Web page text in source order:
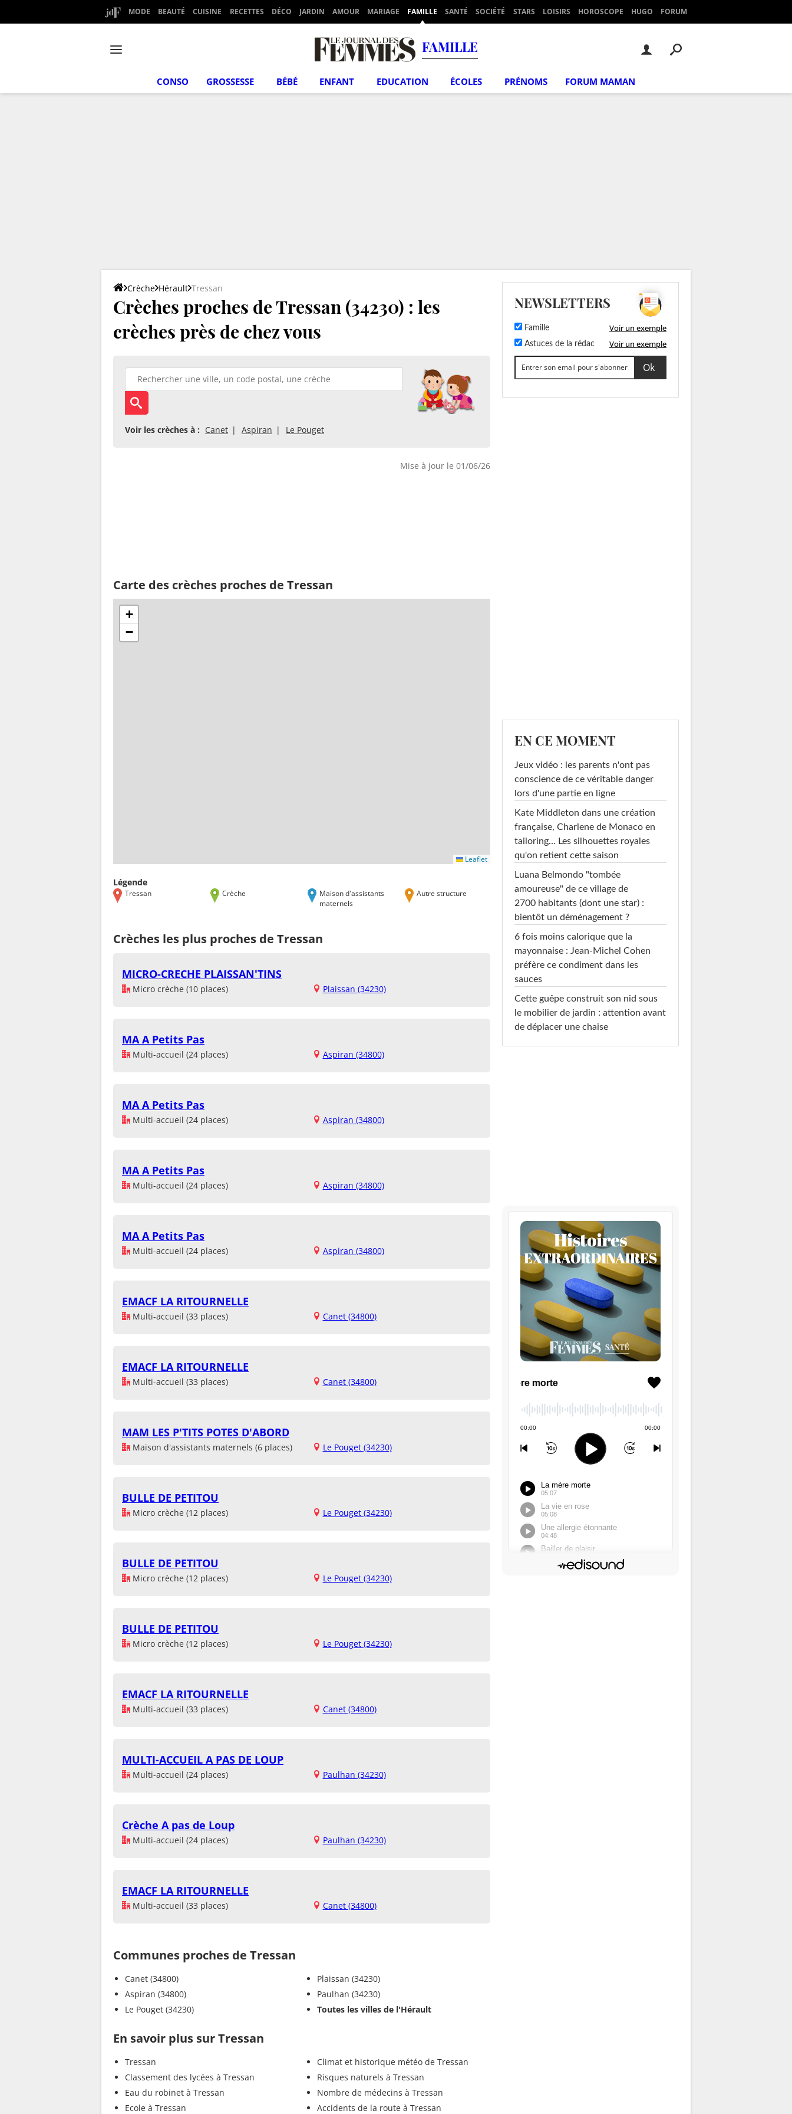
MODE BEAUTÉ CUISINE RECETTES DÉCO JARDIN AMOUR MARIAGE FAMILLE SANTÉ SOCIÉTÉ STARS LOISIRS HOROSCOPE HUGO FORUM
FAMILLE
CONSO GROSSESSE BÉBÉ ENFANT EDUCATION ÉCOLES PRÉNOMS FORUM MAMAN
Crèche Hérault Tressan
Crèches proches de Tressan (34230) : les
crèches près de chez vous
Voir les crèches à : Canet Aspiran Le Pouget
Mise à jour le 01/06/26
Carte des crèches proches de Tressan
+
−
Leaflet
Légende
Tressan Crèche
Maison d'assistants
maternels
Autre structure
Crèches les plus proches de Tressan
MICRO-CRECHE PLAISSAN'TINS
Micro crèche (10 places) Plaissan (34230)
MA A Petits Pas
Multi-accueil (24 places) Aspiran (34800)
MA A Petits Pas
Multi-accueil (24 places) Aspiran (34800)
MA A Petits Pas
Multi-accueil (24 places) Aspiran (34800)
MA A Petits Pas
Multi-accueil (24 places) Aspiran (34800)
EMACF LA RITOURNELLE
Multi-accueil (33 places) Canet (34800)
EMACF LA RITOURNELLE
Multi-accueil (33 places) Canet (34800)
MAM LES P'TITS POTES D'ABORD
Maison d'assistants maternels (6 places) Le Pouget (34230)
BULLE DE PETITOU
Micro crèche (12 places) Le Pouget (34230)
BULLE DE PETITOU
Micro crèche (12 places) Le Pouget (34230)
BULLE DE PETITOU
Micro crèche (12 places) Le Pouget (34230)
EMACF LA RITOURNELLE
Multi-accueil (33 places) Canet (34800)
MULTI-ACCUEIL A PAS DE LOUP
Multi-accueil (24 places) Paulhan (34230)
Crèche A pas de Loup
Multi-accueil (24 places) Paulhan (34230)
EMACF LA RITOURNELLE
Multi-accueil (33 places) Canet (34800)
Communes proches de Tressan
Canet (34800)
Aspiran (34800)
Le Pouget (34230)
Plaissan (34230)
Paulhan (34230)
Toutes les villes de l'Hérault
En savoir plus sur Tressan
Tressan
Classement des lycées à Tressan
Eau du robinet à Tressan
Ecole à Tressan
Climat et historique météo de Tressan
Risques naturels à Tressan
Nombre de médecins à Tressan
Accidents de la route à Tressan
NEWSLETTERS
Famille Voir un exemple
Astuces de la rédac Voir un exemple
EN CE MOMENT
Jeux vidéo : les parents n'ont pas
conscience de ce véritable danger
lors d'une partie en ligne
Kate Middleton dans une création
française, Charlene de Monaco en
tailoring… Les silhouettes royales
qu'on retient cette saison
Luana Belmondo "tombée
amoureuse" de ce village de
2700 habitants (dont une star) :
bientôt un déménagement ?
6 fois moins calorique que la
mayonnaise : Jean-Michel Cohen
préfère ce condiment dans les
sauces
Cette guêpe construit son nid sous
le mobilier de jardin : attention avant
de déplacer une chaise